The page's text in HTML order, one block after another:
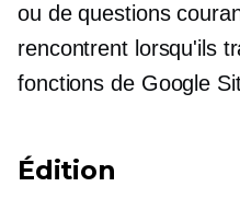
ou de questions
rencontrent lorsqu'ils
fonctions de Google
Édition